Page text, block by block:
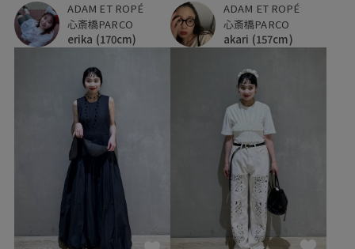
ADAM ET ROPÉ
心斎橋PARCO
erika (170cm)
ADAM ET ROPÉ
心斎橋PARCO
akari (157cm)